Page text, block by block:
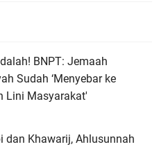
BNPT: Jemaah
Sudah ‘Menyebar ke
Lini Masyarakat'
dan Khawarij, Ahlusunnah